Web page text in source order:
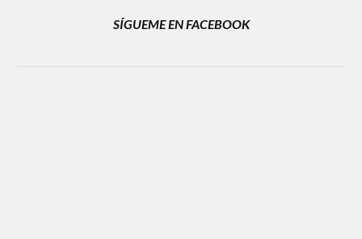
SÍGUEME EN FACEBOOK